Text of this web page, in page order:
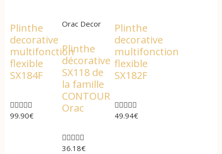
Plinthe
decorative
multifonction
flexible
SX184F

99.90€
Orac Decor
Plinthe
décorative
SX118 de
la famille
CONTOUR
Orac

36.18€
Plinthe
decorative
multifonction
flexible
SX182F

49.94€